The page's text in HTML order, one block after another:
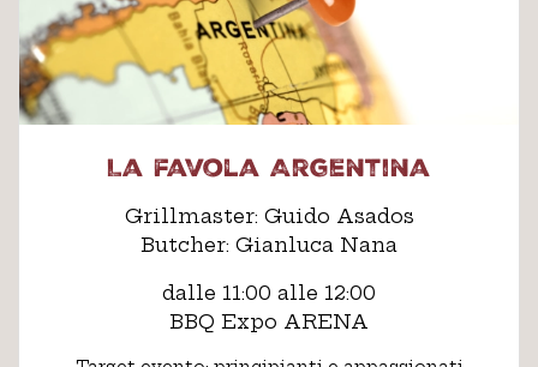
La favola Argentina
Grillmaster: Guido Asados
Butcher: Gianluca Nana
dalle 11:00 alle 12:00
BBQ Expo ARENA